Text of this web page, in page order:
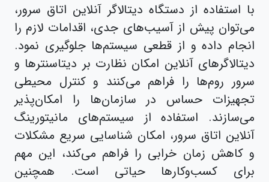
با استفاده از دستگاه دیتالاگر آنلاین اتاق سرور،
می‌توان پیش از آسیب‌های جدی، اقدامات لازم را
انجام داده و از قطعی سیستم‌ها جلوگیری نمود.
دیتالاگرهای آنلاین امکان نظارت بر دیتاسنترها و
سرور روم‌ها را فراهم می‌کنند و کنترل محیطی
تجهیزات حساس در سازمان‌ها را امکان‌پذیر
می‌سازند. استفاده از سیستم‌های مانیتورینگ
آنلاین اتاق سرور، امکان شناسایی سریع مشکلات
و کاهش زمان خرابی را فراهم می‌کند، این مهم
برای کسب‌وکارها حیاتی است. همچنین